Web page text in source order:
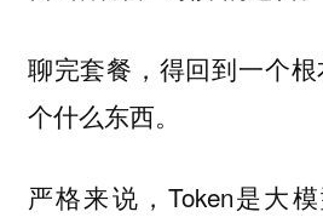
聊完套餐，得回到一个
个什么东西。
严格来说，Token是大